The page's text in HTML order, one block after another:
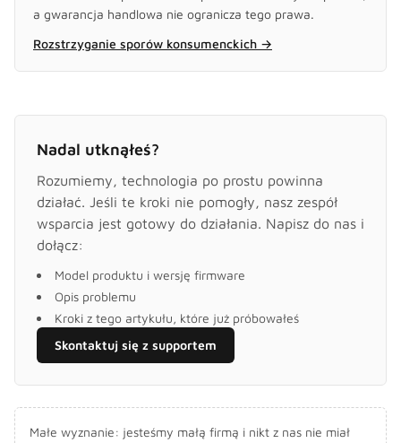
a gwarancja handlowa nie ogranicza tego prawa.
Rozstrzyganie sporów konsumenckich →
Nadal utknąłeś?
Rozumiemy, technologia po prostu powinna
działać. Jeśli te kroki nie pomogły, nasz zespół
wsparcia jest gotowy do działania. Napisz do nas i
dołącz:
Model produktu i wersję firmware
Opis problemu
Kroki z tego artykułu, które już próbowałeś
Skontaktuj się z supportem
Małe wyznanie: jesteśmy małą firmą i nikt z nas nie miał